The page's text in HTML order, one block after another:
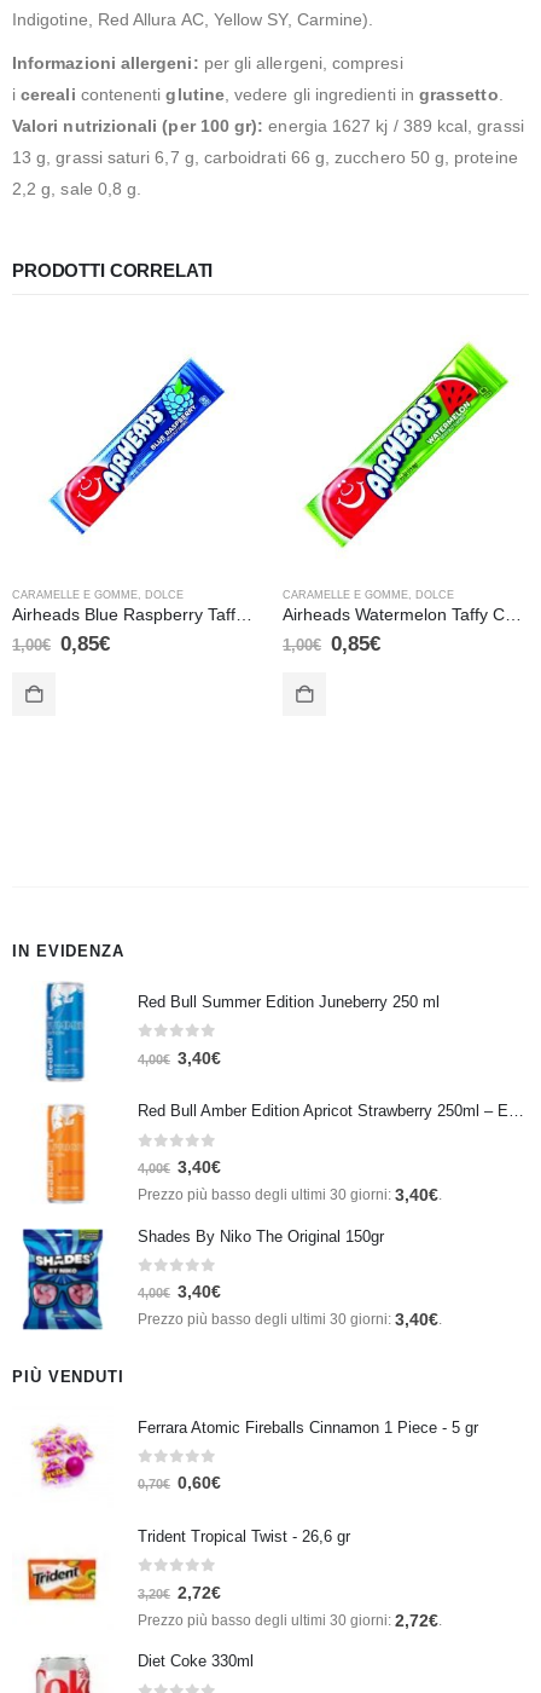
Indigotine, Red Allura AC, Yellow SY, Carmine).
Informazioni allergeni: per gli allergeni, compresi
icereali contenentiglutine, vedere gli ingredienti in grassetto
Valori nutrizionali (per 100 gr): energia 1627 kj / 389 kcal, grassi
13 g, grassi saturi 6,7 g, carboidrati 66 g, zucchero 50 g, proteine ​​
2,2 g, sale 0,8 g.
PRODOTTI CORRELATI
CARAMELLE E GOMME, DOLCE
Airheads Blue Raspberry Taffy Candy – 15,6 gr
1,00€ 0,85€
CARAMELLE E GOMME, DOLCE
Airheads Watermelon Taffy Candy – 15,6 gr
1,00€ 0,85€
IN EVIDENZA
Red Bull Summer Edition Juneberry 250 ml
Su 5
4,00€ 3,40€
Red Bull Amber Edition Apricot Strawberry 250ml – Energy Drink Albicocca e Fragola
Su 5
4,00€ 3,40€
Prezzo più basso degli ultimi 30 giorni: 3,40€
Shades By Niko The Original 150gr
Su 5
4,00€ 3,40€
Prezzo più basso degli ultimi 30 giorni: 3,40€.
PIÙ VENDUTI
Ferrara Atomic Fireballs Cinnamon 1 Piece - 5 gr
Su 5
0,70€ 0,60€
Trident Tropical Twist - 26,6 gr
Su 5
3,20€ 2,72€
Prezzo più basso degli ultimi 30 giorni: 2,72€
Diet Coke 330ml